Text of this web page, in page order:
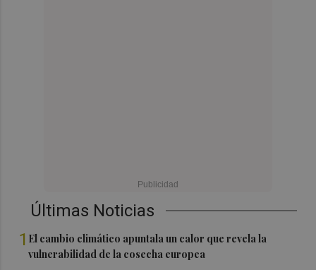
Últimas Noticias
1 El cambio climático apuntala un calor que revela la
vulnerabilidad de la cosecha europea